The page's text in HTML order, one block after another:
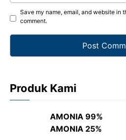
Save my name, email, and website in
comment.
Produk Kami
AMONIA 99%
AMONIA 25%